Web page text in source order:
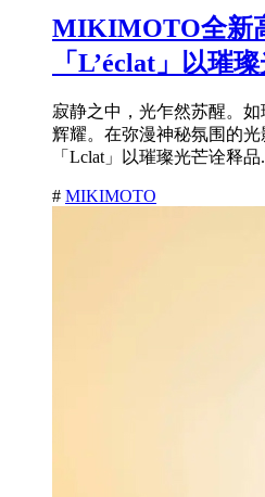
MIKIMOTO全新
「L’éclat」以璀
寂静之中，光乍然苏醒。
辉耀。在弥漫神秘氛围的
「Lclat」以璀璨光芒诠释品
# MIKIMOTO